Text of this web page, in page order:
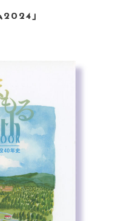
2024」